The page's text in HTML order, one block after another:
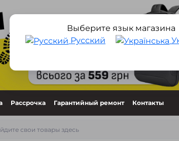
Рассрочка Гарантийный ремонт Контакты
Выберите язык магазина
Русский